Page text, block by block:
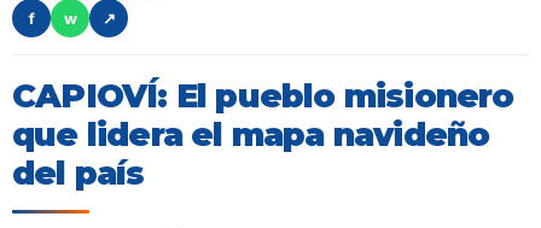
f
w ↗
CAPIOVÍ: El pueblo misionero
que lidera el mapa navideño
del país